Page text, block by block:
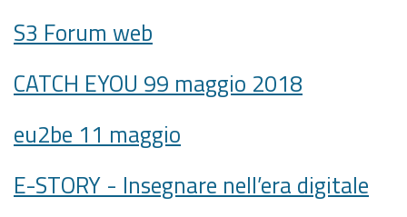
S3 Forum web
CATCH EYOU 99 maggio 2018
eu2be 11 maggio
E-STORY - Insegnare nell’era digitale